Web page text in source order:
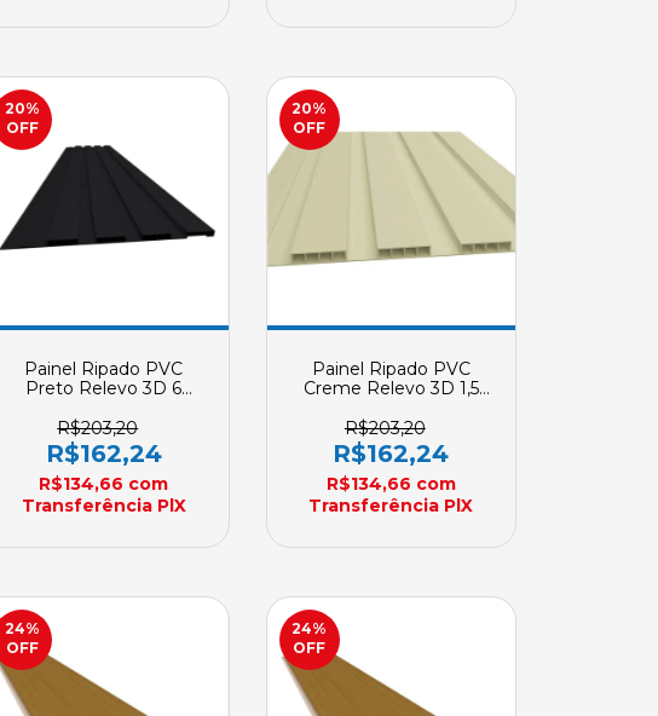
20%
OFF
Painel Ripado PVC
Preto Relevo 3D 6
7mm Sob Encomenda
R$203,20
R$162,24
R$134,66 com
Transferência PlX
20%
OFF
Painel Ripado PVC
Creme Relevo 3D 1,5
Peças 200mm X 7mm
Sob Encomenda
R$203,20
R$162,24
R$134,66 com
Transferência PlX
24%
OFF
24%
OFF